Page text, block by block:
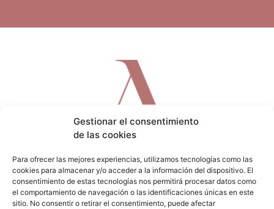
Gestionar el consentimiento
de las cookies
Para ofrecer las mejores experiencias, utilizamos tecnologías como las
cookies para almacenar y/o acceder a la información del dispositivo. El
consentimiento de estas tecnologías nos permitirá procesar datos como
el comportamiento de navegación o las identificaciones únicas en este
sitio. No consentir o retirar el consentimiento, puede afectar